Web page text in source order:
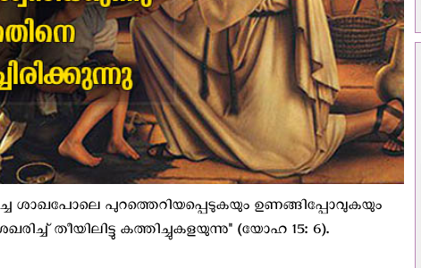
ശാഖപോലെ പുറത്തെറിയപ്പെടുകയും ഉണങ്ങിപ്പോവുകയും
തീയിലിട്ടു കത്തിച്ചുകളയുന്നു" (യോഹ 15: 6).